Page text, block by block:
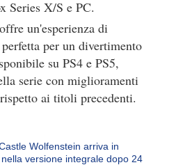
Series X/S e PC.
offre un'esperienza di
per un divertimento
su PS4 e PS5,
serie con miglioramenti
ai titoli precedenti.
Wolfenstein arriva in
versione integrale dopo 24